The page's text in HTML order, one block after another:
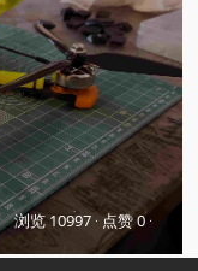
浏览 10997 · 点赞 0·